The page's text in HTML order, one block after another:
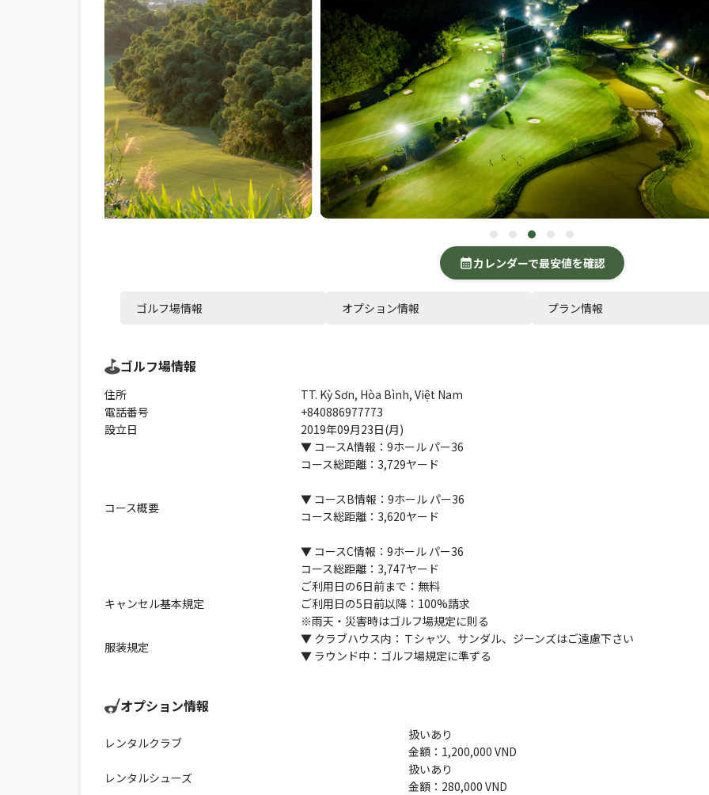
calendar_monthカレンダーで最安値を確認
ゴルフ場情報 オプション情報 プラン情報
ゴルフ場情報
住所
TT. Kỳ Sơn, Hòa Bình, Việt Nam
電話番号
+840886977773
設立日
2019年09月23日(月)
コース概要
▼ コースA情報：9ホール パー36
コース総距離：3,729ヤード
▼ コースB情報：9ホール パー36
コース総距離：3,620ヤード
▼ コースC情報：9ホール パー36
コース総距離：3,747ヤード
キャンセル基本規定
ご利用日の6日前まで：無料
ご利用日の5日前以降：100%請求
※雨天・災害時はゴルフ場規定に則る
服装規定
▼ クラブハウス内：Ｔシャツ、サンダル、ジーンズはご遠慮下さい
▼ ラウンド中：ゴルフ場規定に準ずる
オプション情報
レンタルクラブ
扱いあり
金額：1,200,000 VND
レンタルシューズ
扱いあり
金額：280,000 VND